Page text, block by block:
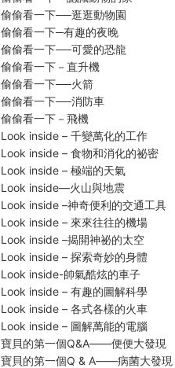
偷偷看一下──逛逛動物園
偷偷看一下─有趣的夜晚
偷偷看一下──可愛的恐龍
偷偷看一下－直升機
偷偷看一下──火箭
偷偷看一下──消防車
偷偷看一下－飛機
Look inside – 千變萬化的工作
Look inside – 食物和消化的祕密
Look inside – 極端的天氣
Look inside—火山與地震
Look inside –神奇便利的交通工具
Look inside – 來來往往的機場
Look inside –揭開神祕的太空
Look inside – 探索奇妙的身體
Look inside-帥氣酷炫的車子
Look inside – 有趣的圖解科學
Look inside – 各式各樣的火車
Look inside – 圖解萬能的電腦
寶貝的第一個Q&A――便便大發現
寶貝的第一個Q & A――病菌大發現